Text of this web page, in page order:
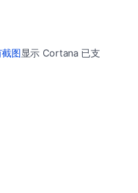
图显示 Cortana 已支